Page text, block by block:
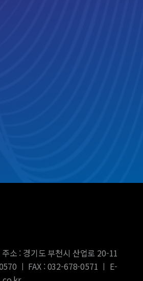
소 : 경기도 부천시 산업로 20-11
ㅣ FAX : 032-678-0571 ㅣ E-